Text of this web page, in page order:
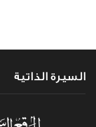
السيرة الذاتية